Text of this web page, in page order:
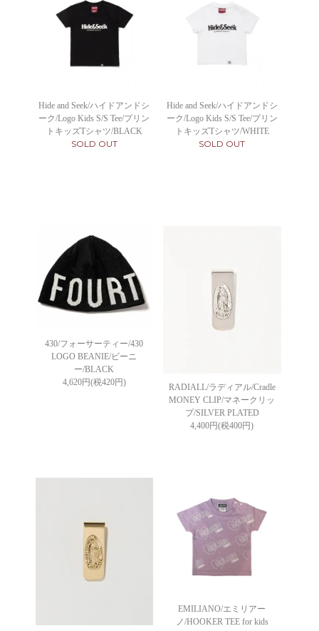
Hide and Seek/ハイドアンドシ
ーク/Logo Kids S/S Tee/プリン
トキッズTシャツ/BLACK
SOLD OUT
Hide and Seek/ハイドアンドシ
ーク/Logo Kids S/S Tee/プリン
トキッズTシャツ/WHITE
SOLD OUT
430/フォーサーティー/430
LOGO BEANIE/ビーニ
ー/BLACK
4,620円(税420円)
RADIALL/ラディアル/Cradle
MONEY CLIP/マネークリッ
プ/SILVER PLATED
4,400円(税400円)
EMILIANO/エミリアー
ノ/HOOKER TEE for kids